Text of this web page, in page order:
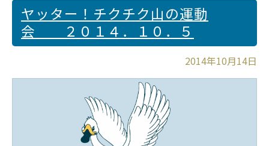
ヤッター！チクチク山の運動
会 ２０１４．１０．５
2014年10月14日